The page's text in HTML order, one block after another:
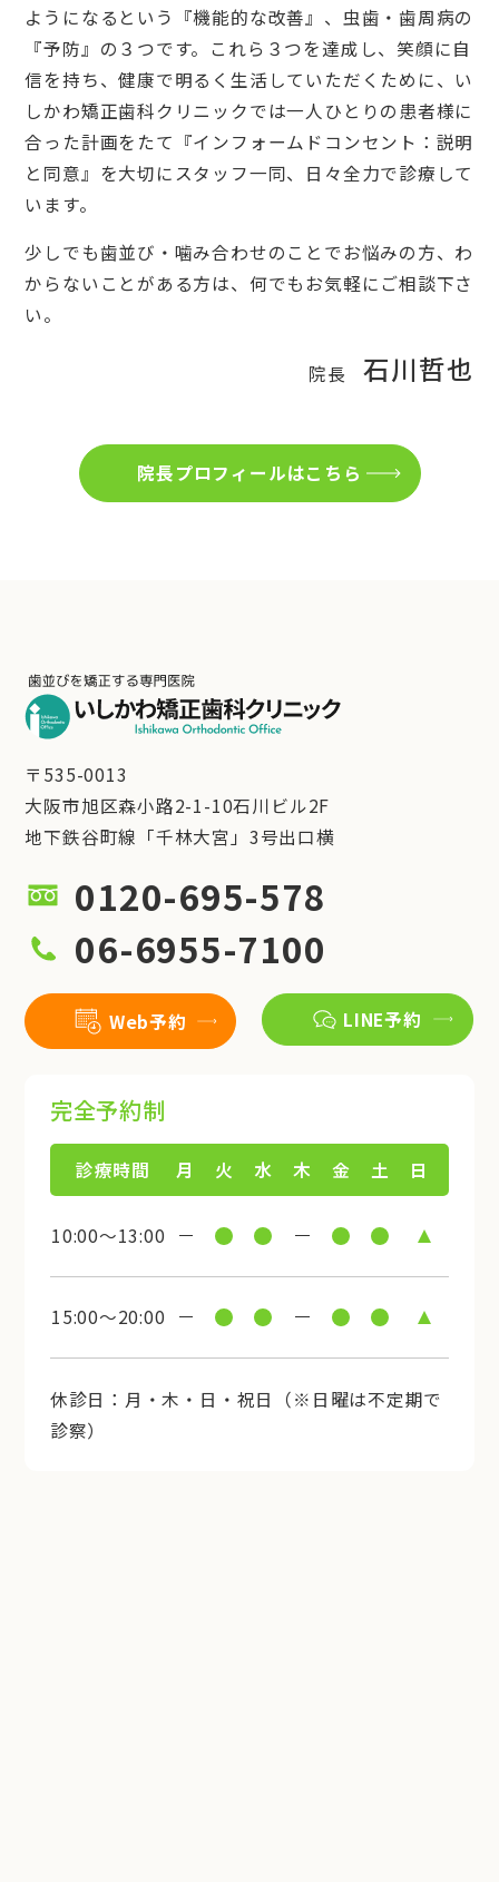
ようになるという『機能的な改善』、虫歯・歯周病の
『予防』の３つです。これら３つを達成し、笑顔に自
信を持ち、健康で明るく生活していただくために、い
しかわ矯正歯科クリニックでは一人ひとりの患者様に
合った計画をたて『インフォームドコンセント：説明
と同意』を大切にスタッフ一同、日々全力で診療して
います。
少しでも歯並び・噛み合わせのことでお悩みの方、わ
からないことがある方は、何でもお気軽にご相談下さ
い。
院長 石川哲也
院長プロフィールはこちら
〒535-0013
大阪市旭区森小路2-1-10石川ビル2F
地下鉄谷町線「千林大宮」3号出口横
0120-695-578
06-6955-7100
Web予約 LINE予約
完全予約制
診療時間 月 火 水 木 金 土 日
10:00～13:00
15:00～20:00
休診日：月・木・日・祝日（※日曜は不定期で
診察）